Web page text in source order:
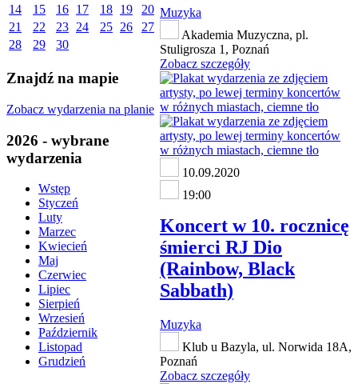
14
15 16 17 18 19
20
21
22 23 24 25 26
27
28
29 30
Znajdź na mapie
Zobacz wydarzenia na planie
2026 - wybrane
wydarzenia
Wstęp
Styczeń
Luty
Marzec
Kwiecień
Maj
Czerwiec
Lipiec
Sierpień
Wrzesień
Październik
Listopad
Grudzień
Muzyka
Akademia Muzyczna, pl.
Stuligrosza 1, Poznań
Zobacz szczegóły
10.09.2020
19:00
Koncert w 10. rocznicę
śmierci RJ Dio
(Rainbow, Black
Sabbath)
Muzyka
Klub u Bazyla, ul. Norwida 18A,
Poznań
Zobacz szczegóły